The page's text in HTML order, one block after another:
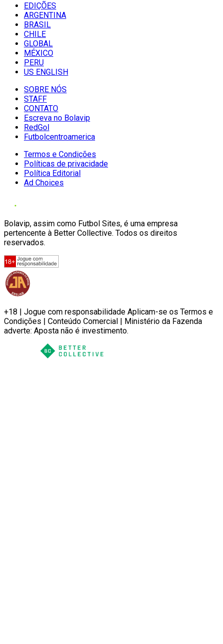
EDIÇÕES
ARGENTINA
BRASIL
CHILE
GLOBAL
MÉXICO
PERU
US ENGLISH
SOBRE NÓS
STAFF
CONTATO
Escreva no Bolavip
RedGol
Futbolcentroamerica
Termos e Condições
Políticas de privacidade
Política Editorial
Ad Choices
Bolavip, assim como Futbol Sites, é uma empresa
pertencente à Better Collective. Todos os direitos
reservados.
+18 | Jogue com responsabilidade Aplicam-se os Termos e
Condições | Conteúdo Comercial | Ministério da Fazenda
adverte: Aposta não é investimento.